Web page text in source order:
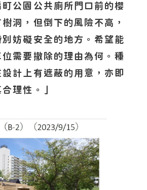
公園公共廁所門口前的櫻
洞，但倒下的風險不高，
妨礙安全的地方。希望能
需要撤除的理由為何。種
計上有遮蔽的用意，亦即
理性。」